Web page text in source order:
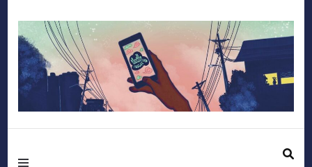
Mediafactory – Le